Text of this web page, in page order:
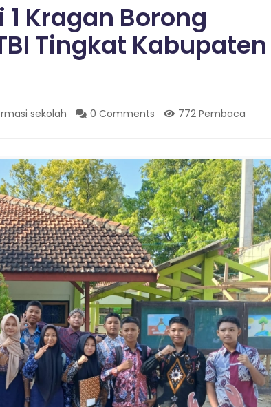
1 Kragan Borong
Tingkat Kabupaten
sekolah 0 Comments 772 Pembaca